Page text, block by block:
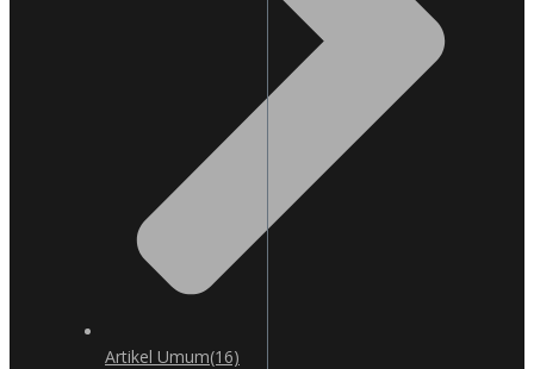
Artikel Umum(16)